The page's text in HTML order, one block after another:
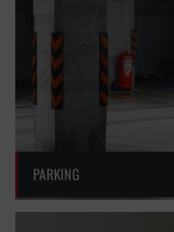
PARKING